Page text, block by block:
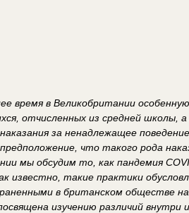
время в Великобритании
отчисленных из средней школы,
за ненадлежащее
что такого рода
мы обсудим то, как пандемия
известно, такие практики
в британском обществе
изучению различий